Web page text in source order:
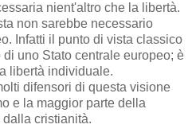
nient'altro che la libertà.
non sarebbe necessario
Infatti il punto di vista classico
uno Stato centrale europeo; è
libertà individuale.
difensori di questa visione
e la maggior parte della
cristianità.